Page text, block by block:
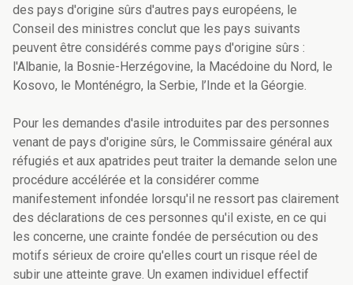
des pays d'origine sûrs d'autres pays européens, le
Conseil des ministres conclut que les pays suivants
peuvent être considérés comme pays d'origine sûrs :
l'Albanie, la Bosnie-Herzégovine, la Macédoine du Nord, le
Kosovo, le Monténégro, la Serbie, l’Inde et la Géorgie.
Pour les demandes d'asile introduites par des personnes
venant de pays d'origine sûrs, le Commissaire général aux
réfugiés et aux apatrides peut traiter la demande selon une
procédure accélérée et la considérer comme
manifestement infondée lorsqu'il ne ressort pas clairement
des déclarations de ces personnes qu'il existe, en ce qui
les concerne, une crainte fondée de persécution ou des
motifs sérieux de croire qu'elles court un risque réel de
subir une atteinte grave. Un examen individuel effectif